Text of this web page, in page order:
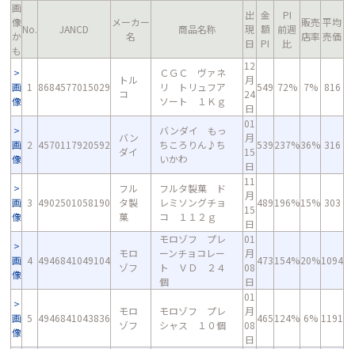
画
像
か
も
No. JANCD
メーカー
名
商品名称
出
現
日
金
額
PI
PI
前週
比
販売
店率
平均
売価
画
像
1 8684577015029
トル
コ
ＣＧＣ ヴァネ
リ トリュフア
ソート １Ｋｇ
12
月
24
日
549 72% 7% 816
画
像
2 4570117920592
バン
ダイ
バンダイ もっ
ちころりん♪ち
いかわ
01
月
15
日
539237%36% 316
画
像
3 4902501058190
フル
タ製
菓
フルタ製菓 ド
レミソングチョ
コ １１２ｇ
11
月
15
日
489196%15% 303
画
像
4 4946841049104
モロ
ゾフ
モロゾフ プレ
ーンチョコレー
ト ＶＤ ２４
個
01
月
08
日
473154%20%1094
画
像
5 4946841043836
モロ
ゾフ
モロゾフ プレ
シャス １０個
01
月
08
日
465124% 6% 1191